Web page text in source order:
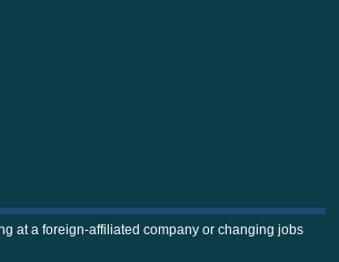
at a foreign-affiliated company or changing jobs